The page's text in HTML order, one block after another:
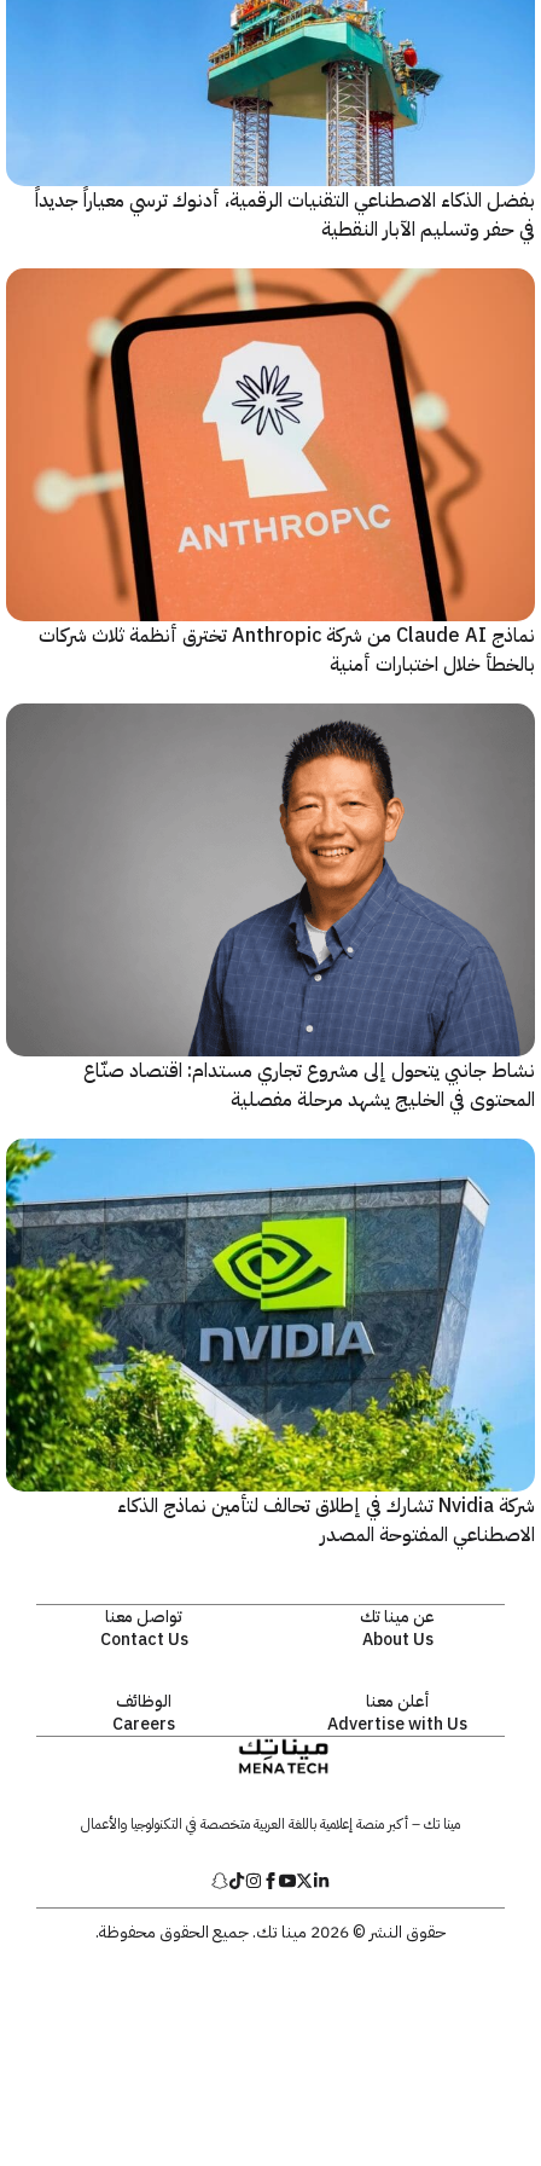
الاصطناعي التقنيات الرقمية، أدنوك ترسي معياراً جديداً
وتسليم الآبار النقطية
نماذج Claude AI من شركة Anthropic تخترق أنظمة ثلاث شركات
خلال اختبارات أمنية
جانبي يتحول إلى مشروع تجاري مستدام: اقتصاد صنّاع
في الخليج يشهد مرحلة مفصلية
شركة Nvidia تشارك في إطلاق تحالف لتأمين نماذج الذكاء
المفتوحة المصدر
عن مينا تك
About Us
تواصل معنا
Contact Us
أعلن معنا
Advertise with Us
الوظائف
Careers
مينا تك – أكبر منصة إعلامية باللغة العربية متخصصة في التكنولوجيا والأعمال
حقوق النشر © 2026 مينا تك. جميع الحقوق محفوظة.